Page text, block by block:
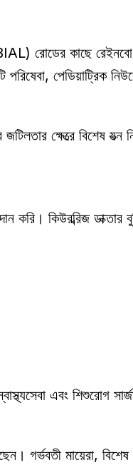
রোডের কাছে রেইনবো
পেডিয়াট্রিক
ক্ষেত্রে বিশেষ যত্ন
এবং শিশুরোগ
গর্ভবতী মায়েরা,